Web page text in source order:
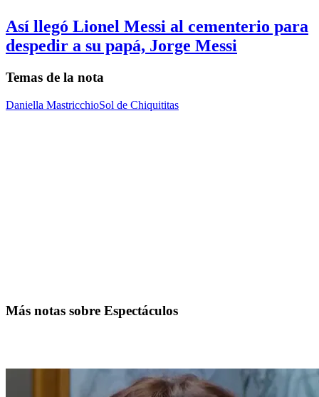
Así llegó Lionel Messi al cementerio para
despedir a su papá, Jorge Messi
Temas de la nota
Daniella MastricchioSol de Chiquititas
Más notas sobre Espectáculos